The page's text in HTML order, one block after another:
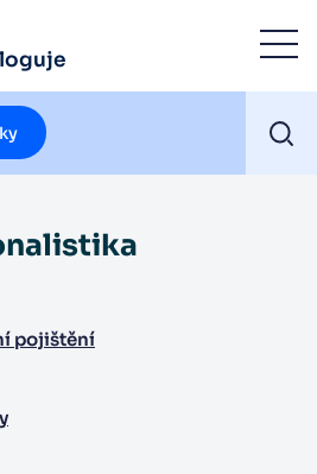
pojištění